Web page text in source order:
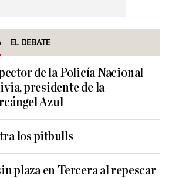
EL DEBATE
de la Policía Nacional
presidente de la
Azul
los pitbulls
plaza en Tercera al repescar